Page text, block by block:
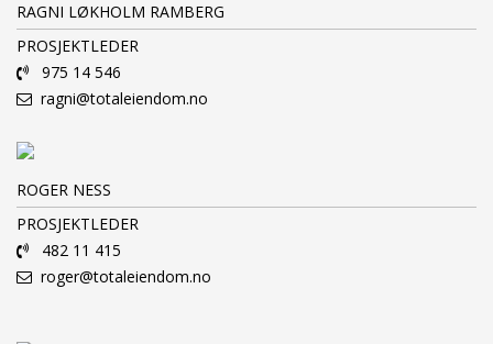
RAGNI LØKHOLM RAMBERG
PROSJEKTLEDER
975 14 546
ragni@totaleiendom.no
ROGER NESS
PROSJEKTLEDER
482 11 415
roger@totaleiendom.no